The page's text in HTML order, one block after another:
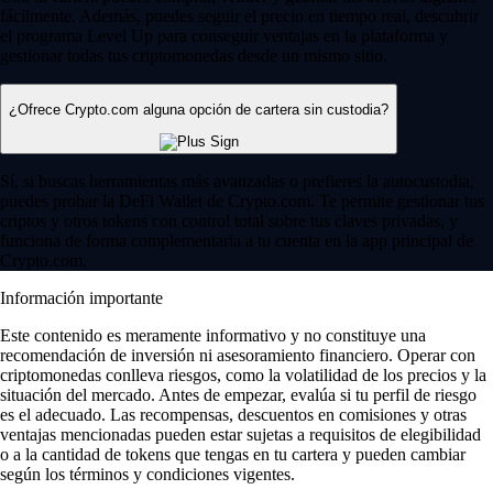
fácilmente. Además, puedes seguir el precio en tiempo real, descubrir
el programa Level Up para conseguir ventajas en la plataforma y
gestionar todas tus criptomonedas desde un mismo sitio.
¿Ofrece Crypto.com alguna opción de cartera sin custodia?
Sí, si buscas herramientas más avanzadas o prefieres la autocustodia,
puedes probar la DeFi Wallet de Crypto.com. Te permite gestionar tus
criptos y otros tokens con control total sobre tus claves privadas, y
funciona de forma complementaria a tu cuenta en la app principal de
Crypto.com.
Información importante
Este contenido es meramente informativo y no constituye una
recomendación de inversión ni asesoramiento financiero. Operar con
criptomonedas conlleva riesgos, como la volatilidad de los precios y la
situación del mercado. Antes de empezar, evalúa si tu perfil de riesgo
es el adecuado. Las recompensas, descuentos en comisiones y otras
ventajas mencionadas pueden estar sujetas a requisitos de elegibilidad
o a la cantidad de tokens que tengas en tu cartera y pueden cambiar
según los términos y condiciones vigentes.